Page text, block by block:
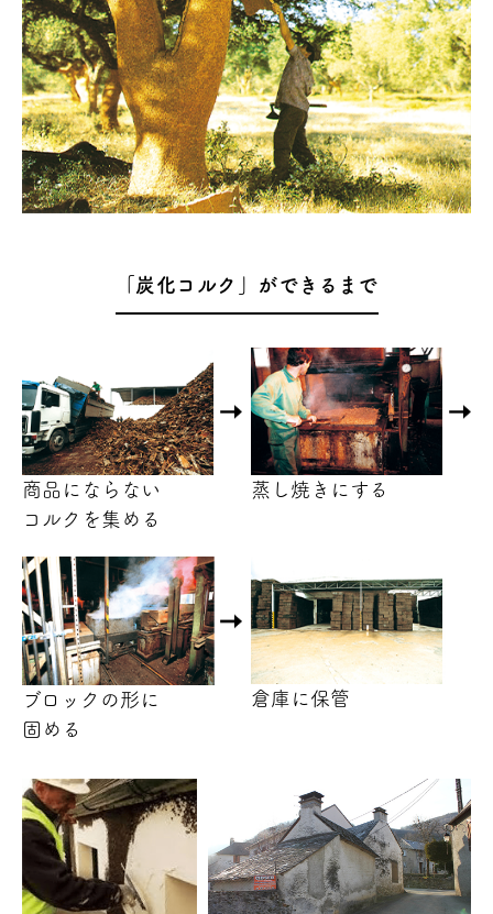
「炭化コルク」ができるまで
商品にならない
コルクを 集める
蒸し焼きにする
ブロックの形に
固める
倉庫に保管